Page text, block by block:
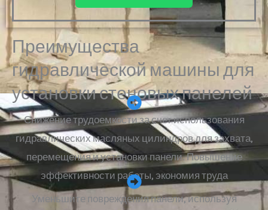
Преимущества
гидравлической машины для
установки стеновых панелей
Снижение трудоемкости за счет использования
гидравлических масляных цилиндров для захвата,
перемещения и установки панели. Повышение
эффективности работы, экономия труда
Уменьшите повреждения панели, используя